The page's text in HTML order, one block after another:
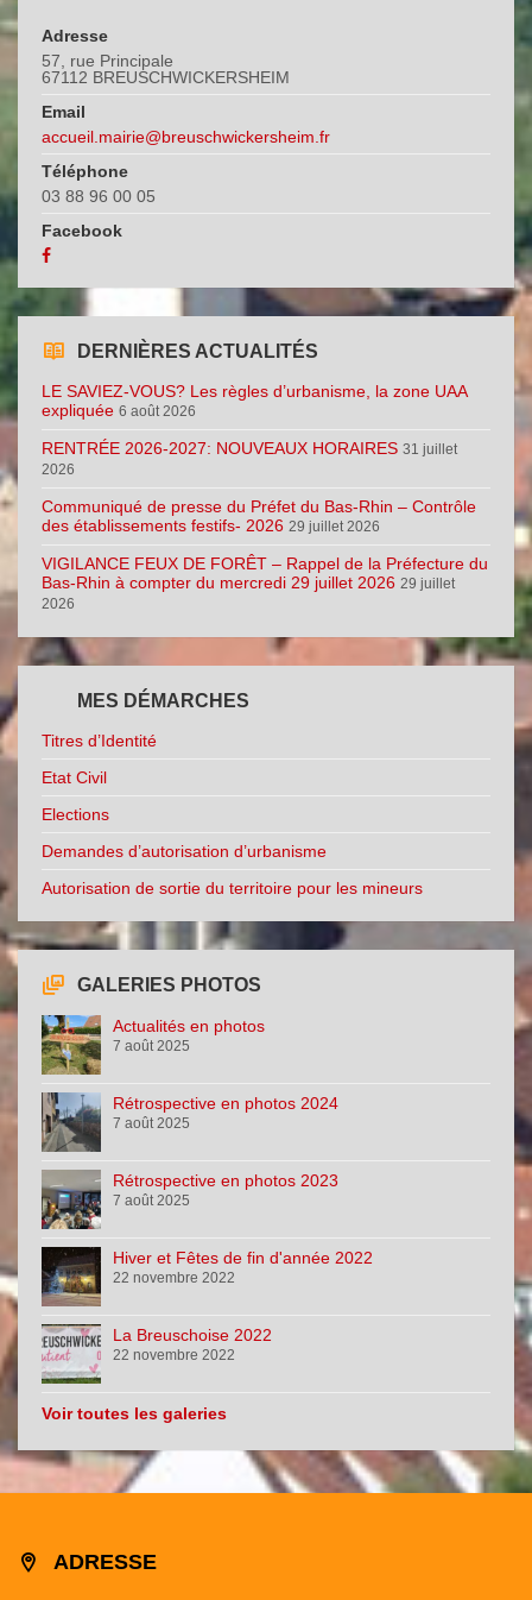
Adresse
57, rue Principale
67112 BREUSCHWICKERSHEIM
Email
accueil.mairie@breuschwickersheim.fr
Téléphone
03 88 96 00 05
Facebook
DERNIÈRES ACTUALITÉS
LE SAVIEZ-VOUS? Les règles d’urbanisme, la zone UAA
expliquée 6 août 2026
RENTRÉE 2026-2027: NOUVEAUX HORAIRES 31 juillet
2026
Communiqué de presse du Préfet du Bas-Rhin – Contrôle
des établissements festifs- 2026 29 juillet 2026
VIGILANCE FEUX DE FORÊT – Rappel de la Préfecture du
Bas-Rhin à compter du mercredi 29 juillet 2026 29 juillet
2026
MES DÉMARCHES
Titres d’Identité
Etat Civil
Elections
Demandes d’autorisation d’urbanisme
Autorisation de sortie du territoire pour les mineurs
GALERIES PHOTOS
Actualités en photos
7 août 2025
Rétrospective en photos 2024
7 août 2025
Rétrospective en photos 2023
7 août 2025
Hiver et Fêtes de fin d'année 2022
22 novembre 2022
La Breuschoise 2022
22 novembre 2022
Voir toutes les galeries
ADRESSE